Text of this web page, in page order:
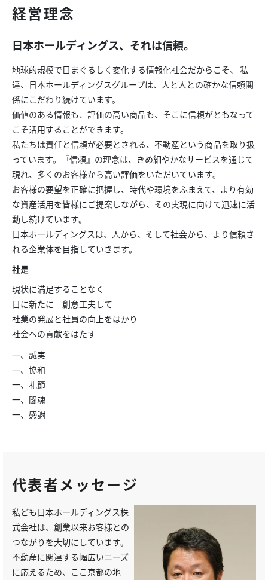
経営理念
日本ホールディングス、それは信頼。
地球的規模で目まぐるしく変化する情報化社会だからこそ、 私
達、日本ホールディングスグループは、人と人との確かな信頼関
係にこだわり続けています。
価値のある情報も、評価の高い商品も、そこに信頼がともなって
こそ活用することができます。
私たちは責任と信頼が必要とされる、不動産という商品を取り扱
っています。『信頼』の理念は、きめ細やかなサービスを通じて
現れ、多くのお客様から高い評価をいただいています。
お客様の要望を正確に把握し、時代や環境をふまえて、より有効
な資産活用を皆様にご提案しながら、その実現に向けて迅速に活
動し続けています。
日本ホールディングスは、人から、そして社会から、より信頼さ
れる企業体を目指していきます。
社是
現状に満足することなく
日に新たに 創意工夫して
社業の発展と社員の向上をはかり
社会への貢献をはたす
一、誠実
一、協和
一、礼節
一、闘魂
一、感謝
代表者メッセージ
私ども日本ホールディングス株
式会社は、創業以来お客様との
つながりを大切にしています。
不動産に関連する幅広いニーズ
に応えるため、ここ京都の地